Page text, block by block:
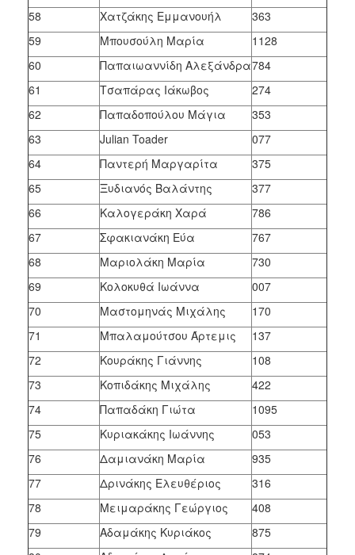
58
Χατζάκης Εμμανουήλ
363
59
Μπουσούλη Μαρία
1128
60
Παπαιωαννίδη Αλεξάνδρα784
61
Τσαπάρας Ιάκωβος
274
62
Παπαδοπούλου Μάγια
353
63
Julian Toader
077
64
Παντερή Μαργαρίτα
375
65
Ξυδιανός Βαλάντης
377
66
Καλογεράκη Χαρά
786
67
Σφακιανάκη Εύα
767
68
Μαριολάκη Μαρία
730
69
Κολοκυθά Ιωάννα
007
70
Μαστομηνάς Μιχάλης
170
71
Μπαλαμούτσου Άρτεμις
137
72
Κουράκης Γιάννης
108
73
Κοπιδάκης Μιχάλης
422
74
Παπαδάκη Γιώτα
1095
75
Κυριακάκης Ιωάννης
053
76
Δαμιανάκη Μαρία
935
77
Δρινάκης Ελευθέριος
316
78
Μειμαράκης Γεώργιος
408
79
Αδαμάκης Κυριάκος
875